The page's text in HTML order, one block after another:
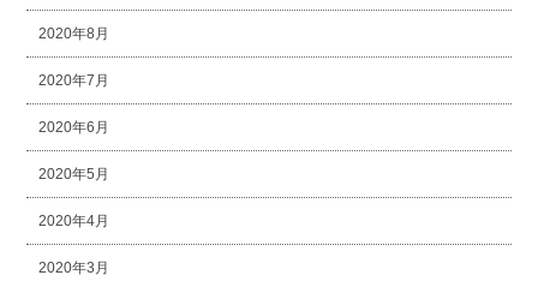
2020年8月
2020年7月
2020年6月
2020年5月
2020年4月
2020年3月